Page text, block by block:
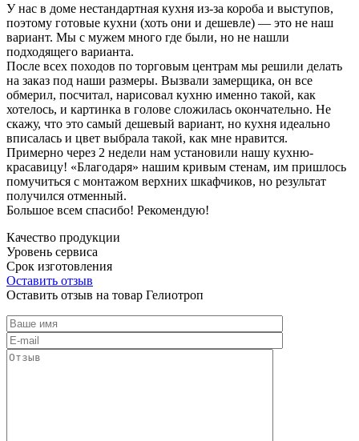
У нас в доме нестандартная кухня из-за короба и выступов,
поэтому готовые кухни (хоть они и дешевле) — это не наш
вариант. Мы с мужем много где были, но не нашли
подходящего варианта.
После всех походов по торговым центрам мы решили делать
на заказ под наши размеры. Вызвали замерщика, он все
обмерил, посчитал, нарисовал кухню именно такой, как
хотелось, и картинка в голове сложилась окончательно. Не
скажу, что это самый дешевый вариант, но кухня идеально
вписалась и цвет выбрала такой, как мне нравится.
Примерно через 2 недели нам установили нашу кухню-
красавицу! «Благодаря» нашим кривым стенам, им пришлось
помучиться с монтажом верхних шкафчиков, но результат
получился отменный.
Большое всем спасибо! Рекомендую!
Качество продукции
Уровень сервиса
Срок изготовления
Оставить отзыв
Оставить отзыв на товар Гелиотроп